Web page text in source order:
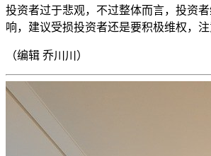
投资者过于悲观，不过整体而言，投资
响，建议受损投资者还是要积极维权，注
（编辑 乔川川）